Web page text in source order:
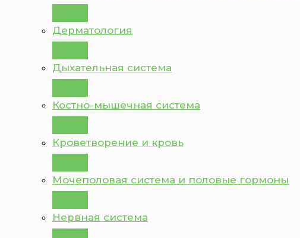
Дерматология
Дыхательная система
Костно-мышечная система
Кроветворение и кровь
Мочеполовая система и половые гормоны
Нервная система